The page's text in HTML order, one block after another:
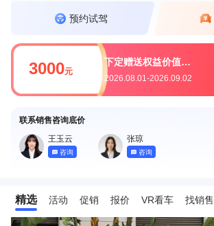
预约试驾
3000元
下定赠送权益价值3000元
2026.08.01-2026.09.02
联系销售咨询底价
王玉云
咨询
张琼
咨询
精选 活动 促销 报价 VR看车 找销售